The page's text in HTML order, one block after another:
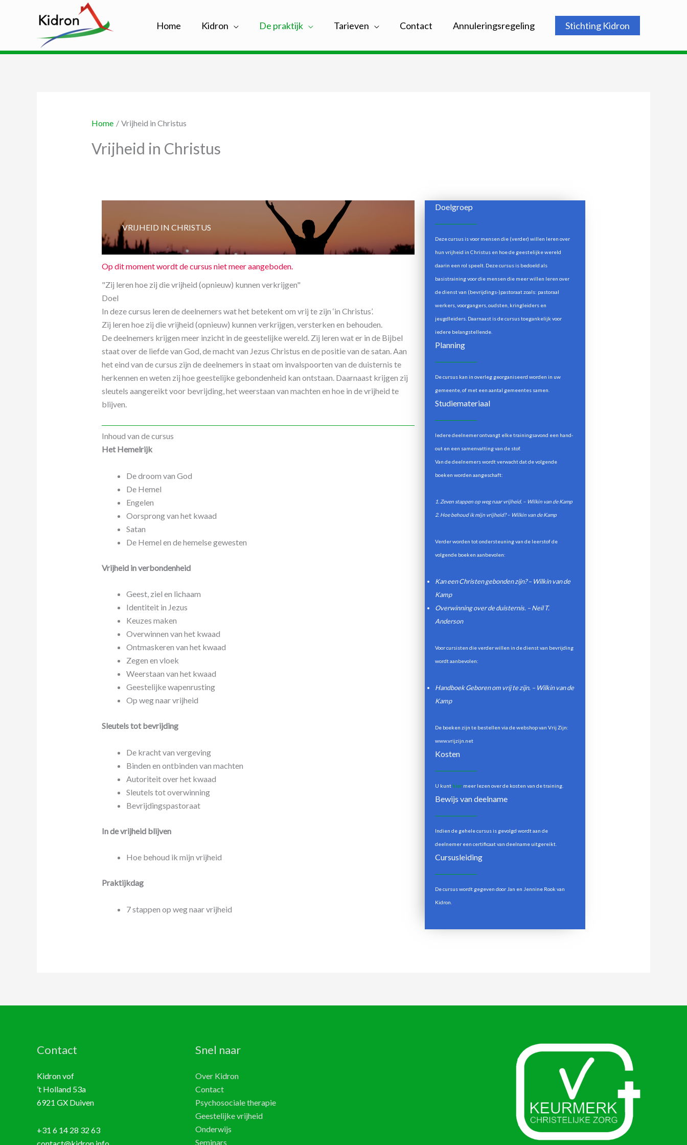
Home Kidron De praktijk Tarieven Contact Annuleringsregeling Stichting Kidron
Home Vrijheid in Christus
Vrijheid in Christus
VRIJHEID IN CHRISTUS
Op dit moment wordt de cursus niet meer aangeboden.
"Zij leren hoe zij die vrijheid (opnieuw) kunnen verkrijgen"
Doel
In deze cursus leren de deelnemers wat het betekent om vrij te zijn ‘in Christus’.
Zij leren hoe zij die vrijheid (opnieuw) kunnen verkrijgen, versterken en behouden.
De deelnemers krijgen meer inzicht in de geestelijke wereld. Zij leren wat er in de Bijbel
staat over de liefde van God, de macht van Jezus Christus en de positie van de satan. Aan
het eind van de cursus zijn de deelnemers in staat om invalspoorten van de duisternis te
herkennen en weten zij hoe geestelijke gebondenheid kan ontstaan. Daarnaast krijgen zij
sleutels aangereikt voor bevrijding, het weerstaan van machten en hoe in de vrijheid te
blijven.
Inhoud van de cursus
Het Hemelrijk
De droom van God
De Hemel
Engelen
Oorsprong van het kwaad
Satan
De Hemel en de hemelse gewesten
Vrijheid in verbondenheid
Geest, ziel en lichaam
Identiteit in Jezus
Keuzes maken
Overwinnen van het kwaad
Ontmaskeren van het kwaad
Zegen en vloek
Weerstaan van het kwaad
Geestelijke wapenrusting
Op weg naar vrijheid
Sleutels tot bevrijding
De kracht van vergeving
Binden en ontbinden van machten
Autoriteit over het kwaad
Sleutels tot overwinning
Bevrijdingspastoraat
In de vrijheid blijven
Hoe behoud ik mijn vrijheid
Praktijkdag
7 stappen op weg naar vrijheid
Doelgroep
Deze cursus is voor mensen die (verder) willen leren over
hun vrijheid in Christus en hoe de geestelijke wereld
daarin een rol speelt. Deze cursus is bedoeld als
basistraining voor die mensen die meer willen leren over
de dienst van (bevrijdings-)pastoraat zoals: pastoraal
werkers, voorgangers, oudsten, kringleiders en
jeugdleiders. Daarnaast is de cursus toegankelijk voor
iedere belangstellende.
Planning
De cursus kan in overleg georganiseerd worden in uw
gemeente, of met een aantal gemeentes samen.
Studiemateriaal
Iedere deelnemer ontvangt elke trainingsavond een hand-
out en een samenvatting van de stof.
Van de deelnemers wordt verwacht dat de volgende
boeken worden aangeschaft:
1. Zeven stappen op weg naar vrijheid. – Wilkin van de Kamp
2. Hoe behoud ik mijn vrijheid? – Wilkin van de Kamp
Verder worden tot ondersteuning van de leerstof de
volgende boeken aanbevolen:
Kan een Christen gebonden zijn? – Wilkin van de
Kamp
Overwinning over de duisternis. – Neil T.
Anderson
Voor cursisten die verder willen in de dienst van bevrijding
wordt aanbevolen:
Handboek Geboren om vrij te zijn. – Wilkin van de
Kamp
De boeken zijn te bestellen via de webshop van Vrij Zijn:
www.vrijzijn.net
Kosten
U kunt hiermeer lezen over de kosten van de training.
Bewijs van deelname
Indien de gehele cursus is gevolgd wordt aan de
deelnemer een certificaat van deelname uitgereikt.
Cursusleiding
De cursus wordt gegeven door Jan en Jennine Rook van
Kidron.
Contact
Kidron vof
’t Holland 53a
6921 GX Duiven
+31 6 14 28 32 63
Snel naar
Over Kidron
Contact
Psychosociale therapie
Geestelijke vrijheid
Onderwijs
Seminars